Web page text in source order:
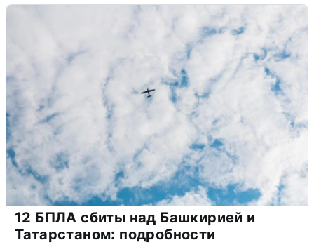
12 БПЛА сбиты над Башкирией и
Татарстаном: подробности